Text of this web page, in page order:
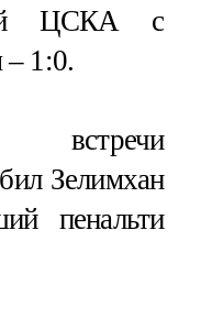
ЦСКА с
– 1:0.
встречи
Зелимхан
пенальти